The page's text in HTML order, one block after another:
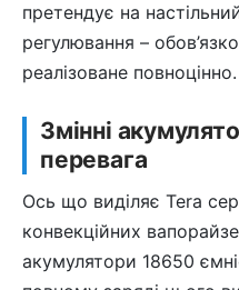
претендує на
регулювання –
реалізоване повноцінно.
Змінні
перевага
Ось що виділяє Tera
конвекційних
акумулятори 18650